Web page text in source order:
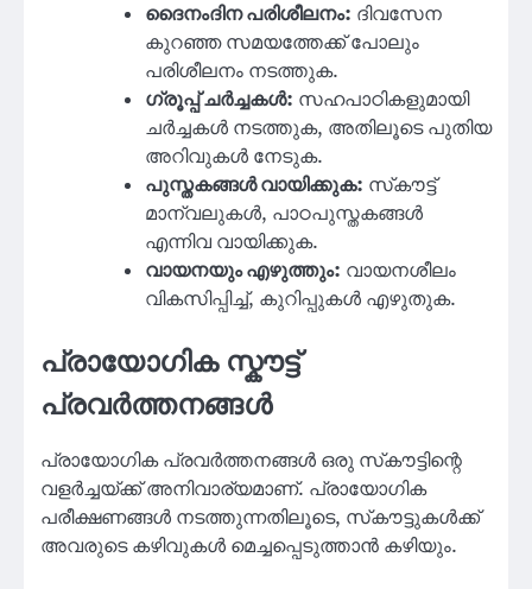
ദൈനംദിന പരിശീലനം: ദിവസേന
കുറഞ്ഞ സമയത്തേക്ക് പോലും
പരിശീലനം നടത്തുക.
ഗ്രൂപ്പ് ചർച്ചകൾ: സഹപാഠികളുമായി
ചർച്ചകൾ നടത്തുക, അതിലൂടെ പുതിയ
അറിവുകൾ നേടുക.
പുസ്തകങ്ങൾ വായിക്കുക: സ്‌കൗട്ട്
മാന്വലുകൾ, പാഠപുസ്തകങ്ങൾ
എന്നിവ വായിക്കുക.
വായനയും എഴുത്തും: വായനശീലം
വികസിപ്പിച്ച്, കുറിപ്പുകൾ എഴുതുക.
പ്രായോഗിക സ്കൗട്ട്
പ്രവർത്തനങ്ങൾ
പ്രായോഗിക പ്രവർത്തനങ്ങൾ ഒരു സ്‌കൗട്ടിന്റെ
വളർച്ചയ്ക്ക് അനിവാര്യമാണ്. പ്രായോഗിക
പരീക്ഷണങ്ങൾ നടത്തുന്നതിലൂടെ, സ്‌കൗട്ടുകൾക്ക്
അവരുടെ കഴിവുകൾ മെച്ചപ്പെടുത്താൻ കഴിയും.